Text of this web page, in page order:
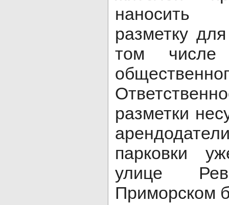
наносить
разметку
том числе
разметки
парковки
улице
Приморском